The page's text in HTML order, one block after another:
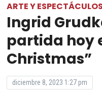
ARTE Y
Ingrid
partida hoy
Christmas”
diciembre 8, 2023 1:27 pm